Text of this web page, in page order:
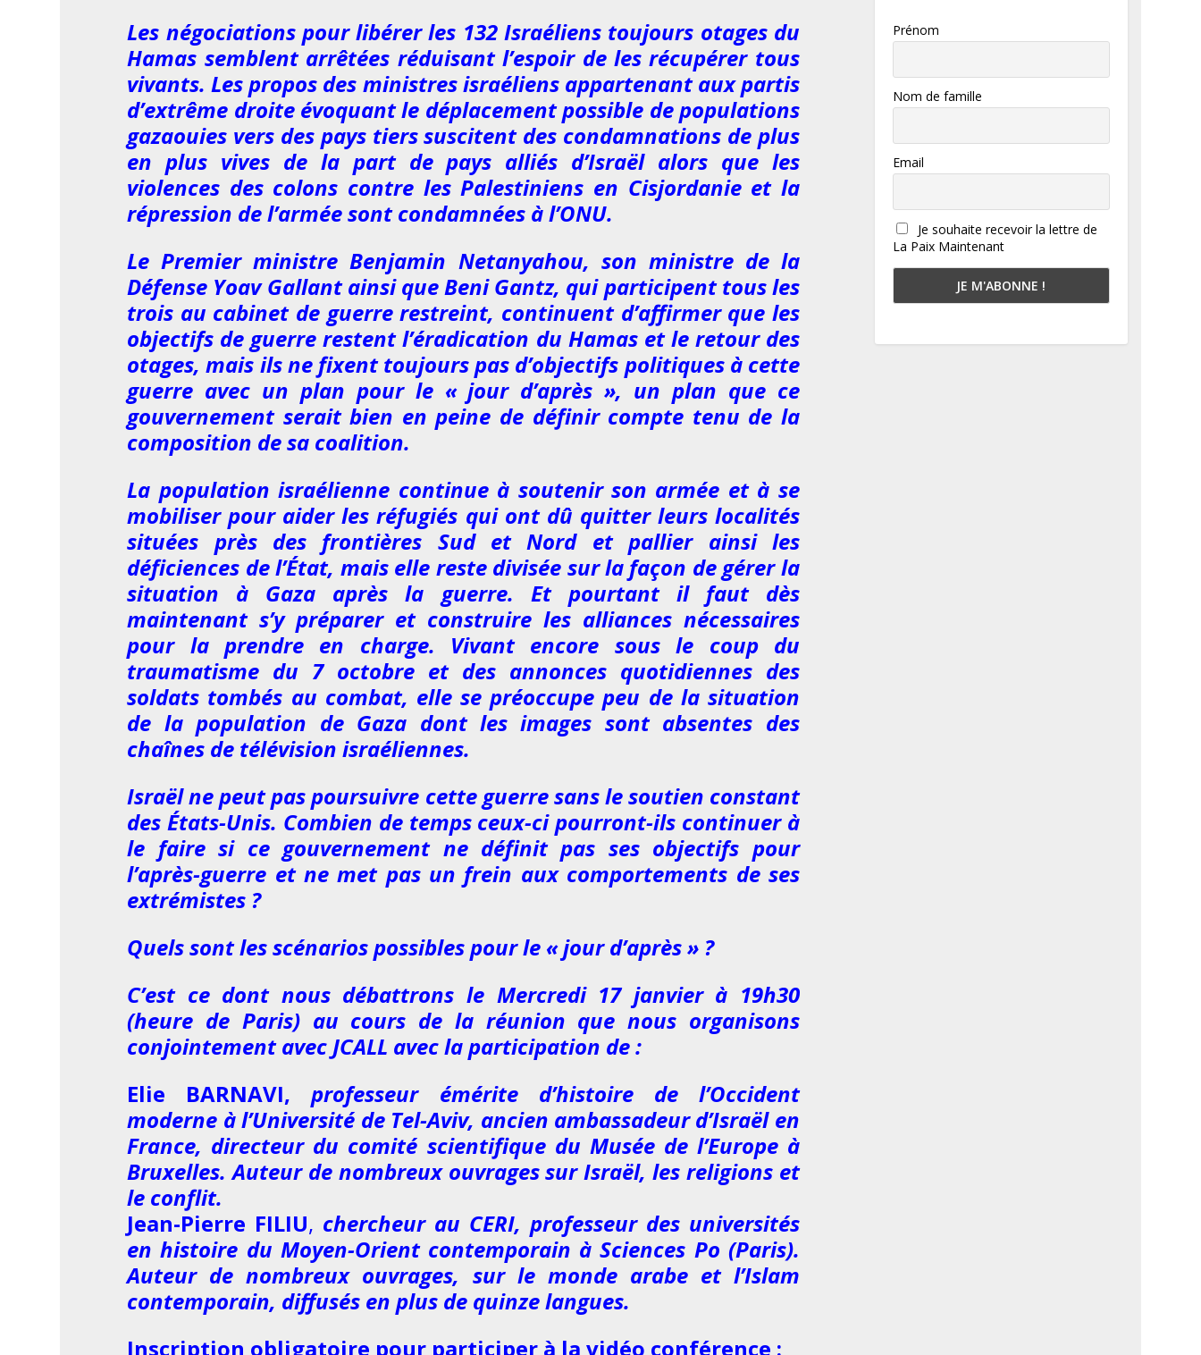
Les négociations pour libérer les 132 Israéliens toujours otages du
Hamas semblent arrêtées réduisant l’espoir de les récupérer tous
vivants. Les propos des ministres israéliens appartenant aux partis
d’extrême droite évoquant le déplacement possible de populations
gazaouies vers des pays tiers suscitent des condamnations de plus
en plus vives de la part de pays alliés d’Israël alors que les
violences des colons contre les Palestiniens en Cisjordanie et la
répression de l’armée sont condamnées à l’ONU.
Le Premier ministre Benjamin Netanyahou, son ministre de la
Défense Yoav Gallant ainsi que Beni Gantz, qui participent tous les
trois au cabinet de guerre restreint, continuent d’affirmer que les
objectifs de guerre restent l’éradication du Hamas et le retour des
otages, mais ils ne fixent toujours pas d’objectifs politiques à cette
guerre avec un plan pour le « jour d’après », un plan que ce
gouvernement serait bien en peine de définir compte tenu de la
composition de sa coalition.
La population israélienne continue à soutenir son armée et à se
mobiliser pour aider les réfugiés qui ont dû quitter leurs localités
situées près des frontières Sud et Nord et pallier ainsi les
déficiences de l’État, mais elle reste divisée sur la façon de gérer la
situation à Gaza après la guerre. Et pourtant il faut dès
maintenant s’y préparer et construire les alliances nécessaires
pour la prendre en charge. Vivant encore sous le coup du
traumatisme du 7 octobre et des annonces quotidiennes des
soldats tombés au combat, elle se préoccupe peu de la situation
de la population de Gaza dont les images sont absentes des
chaînes de télévision israéliennes.
Israël ne peut pas poursuivre cette guerre sans le soutien constant
des États-Unis. Combien de temps ceux-ci pourront-ils continuer à
le faire si ce gouvernement ne définit pas ses objectifs pour
l’après-guerre et ne met pas un frein aux comportements de ses
extrémistes ?
Quels sont les scénarios possibles pour le « jour d’après » ?
C’est ce dont nous débattrons le Mercredi 17 janvier à 19h30
(heure de Paris) au cours de la réunion que nous organisons
conjointement avec JCALL avec la participation de :
Elie BARNAVI,
professeur émérite d’histoire de l’Occident
moderne à l’Université de Tel-Aviv, ancien ambassadeur d’Israël en
France, directeur du comité scientifique du Musée de l’Europe à
Bruxelles. Auteur de nombreux ouvrages sur Israël, les religions et
le conflit.
Jean-Pierre FILIU, chercheur au CERI, professeur des universités
en histoire du Moyen-Orient contemporain à Sciences Po (Paris).
Auteur de nombreux ouvrages, sur le monde arabe et l’Islam
contemporain, diffusés en plus de quinze langues.
Inscription obligatoire pour participer à la vidéo conférence :
Prénom
Nom de famille
Email
Je souhaite recevoir la lettre de
La Paix Maintenant